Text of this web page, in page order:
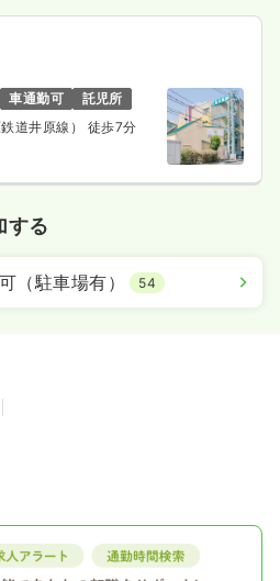
車通勤可
託児所
道井原線） 徒歩7分
する
（駐車場有） 54